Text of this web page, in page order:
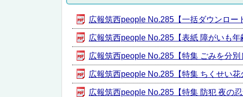
広報筑西people No.285【一括ダウンロー
広報筑西people No.285【表紙 障がいも
広報筑西people No.285【特集 ごみを分
広報筑西people No.285【特集 ちくせい
広報筑西people No.285【特集 防犯 夜の